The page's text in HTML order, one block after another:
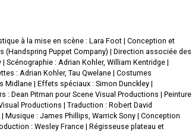
à la mise en scène : Lara Foot | Conception et
Puppet Company) | Direction associée des
Scénographie : Adrian Kohler, William Kentridge |
: Adrian Kohler, Tau Qwelane | Costumes
Midlane | Effets spéciaux : Simon Dunckley |
Dean Pitman pour Scene Visual Productions | Peinture
Productions | Traduction : Robert David
: James Phillips, Warrick Sony | Conception
: Wesley France | Régisseuse plateau et